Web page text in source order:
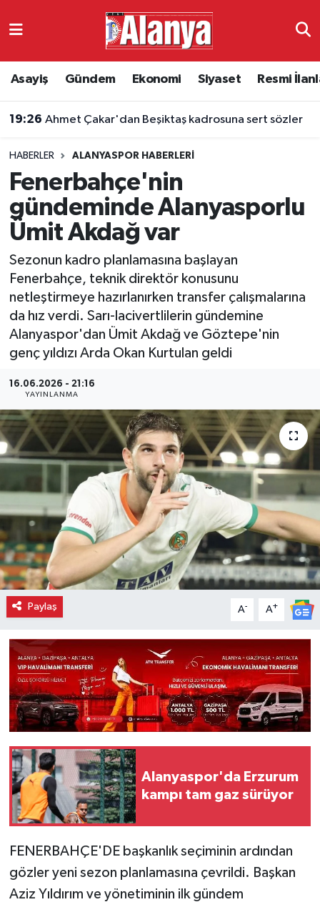
Asayiş Gündem Ekonomi Siyaset Resmi
19:26 Ahmet Çakar'dan Beşiktaş kadrosuna sert sözler
HABERLER ALANYASPOR HABERLERI
Fenerbahçe'nin
gündeminde Alanyasporlu
Ümit Akdağ var
Sezonun kadro planlamasına başlayan
Fenerbahçe, teknik direktör konusunu
netleştirmeye hazırlanırken transfer çalışmalarına
da hız verdi. Sarı-lacivertlilerin gündemine
Alanyaspor'dan Ümit Akdağ ve Göztepe'nin
genç yıldızı Arda Okan Kurtulan geldi
16.06.2026 - 21:16
YAYINLANMA
Paylaş A- A+
Alanyaspor'da Erzurum
kampı tam gaz sürüyor
FENERBAHÇE'DE başkanlık seçiminin ardından
gözler yeni sezon planlamasına çevrildi. Başkan
Aziz Yıldırım ve yönetiminin ilk gündem
Ekonomi
Resmi İlanlar
Alanyaspor
Turizm
E-Gazete
Antalya Namaz Vakitleri
Süper Lig Puan Durumu ve Fikstür
Tüm Manşetler
Son Dakika Haberleri
Haber Arşivi